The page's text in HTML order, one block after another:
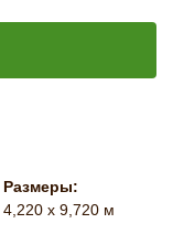
Размеры:
4,220 х 9,720 м